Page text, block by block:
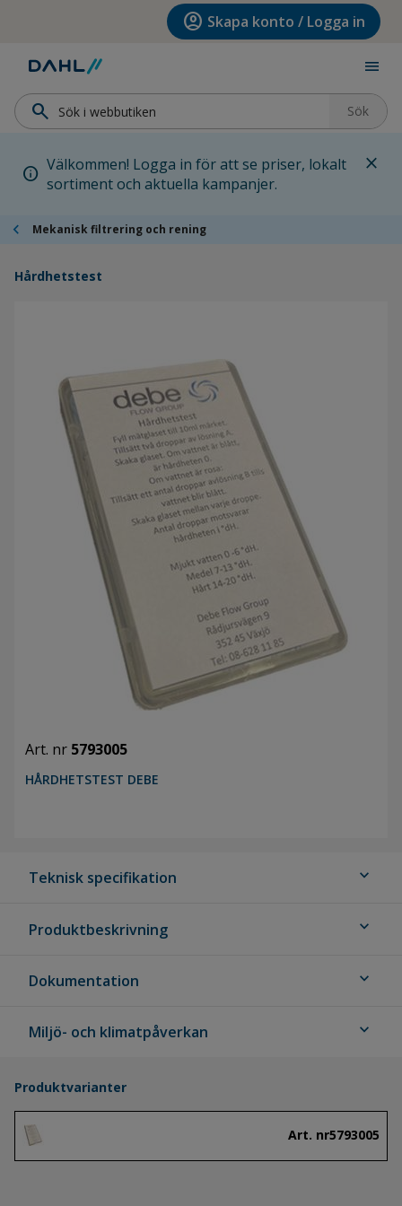
Hoppa till huvudinnehållet account_circle Skapa konto / Logga in
menu
search Sök
info Välkommen! Logga in för att se priser, lokalt
sortiment och aktuella kampanjer.
close
chevron_left Mekanisk filtrering och rening
Hårdhetstest
Art. nr 5793005
HÅRDHETSTEST DEBE
Teknisk specifikation expand_more
Produktbeskrivning expand_more
Dokumentation expand_more
Miljö- och klimatpåverkan expand_more
Produktvarianter
Art. nr5793005